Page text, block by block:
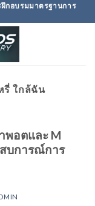
กอบรมมาตรฐานการ
รี่ ใกล้ฉัน
พอตและ M
บการณ์การ